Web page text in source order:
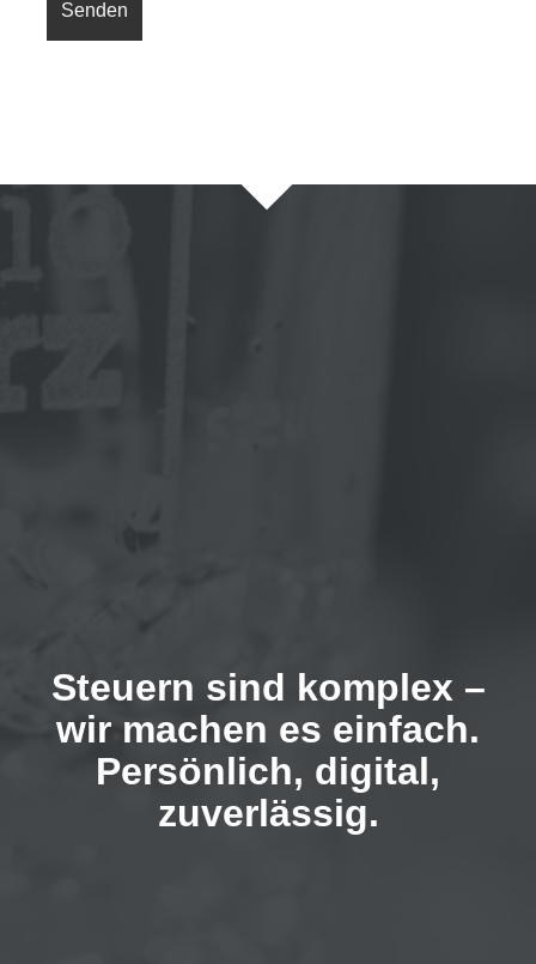
Steuern sind komplex –
wir machen es einfach.
Persönlich, digital,
zuverlässig.